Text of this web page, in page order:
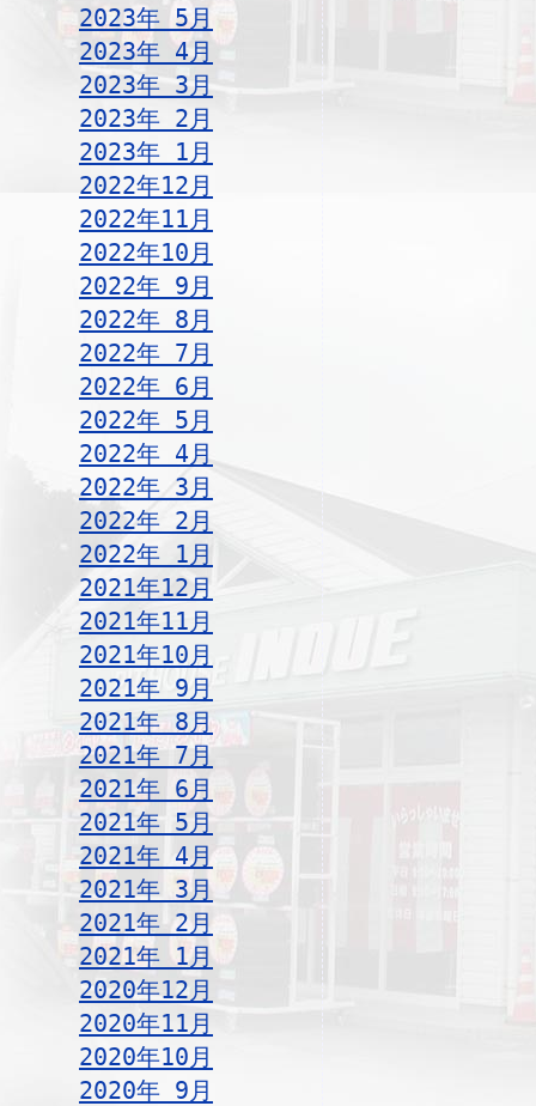
2023年 5月
2023年 4月
2023年 3月
2023年 2月
2023年 1月
2022年12月
2022年11月
2022年10月
2022年 9月
2022年 8月
2022年 7月
2022年 6月
2022年 5月
2022年 4月
2022年 3月
2022年 2月
2022年 1月
2021年12月
2021年11月
2021年10月
2021年 9月
2021年 8月
2021年 7月
2021年 6月
2021年 5月
2021年 4月
2021年 3月
2021年 2月
2021年 1月
2020年12月
2020年11月
2020年10月
2020年 9月